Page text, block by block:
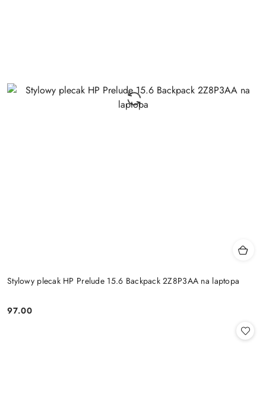
Stylowy plecak HP Prelude 15.6 Backpack 2Z8P3AA na laptopa
Cena:
97.00